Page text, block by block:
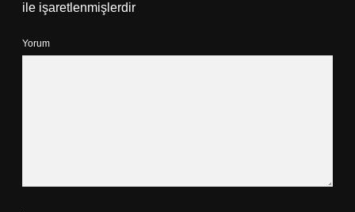
ile işaretlenmişlerdir
Yorum